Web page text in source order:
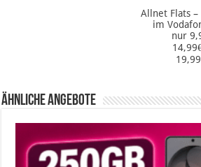
Allnet Flats
im
nur
Ähnliche Angebote